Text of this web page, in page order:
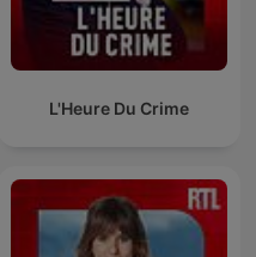
L'Heure Du Crime